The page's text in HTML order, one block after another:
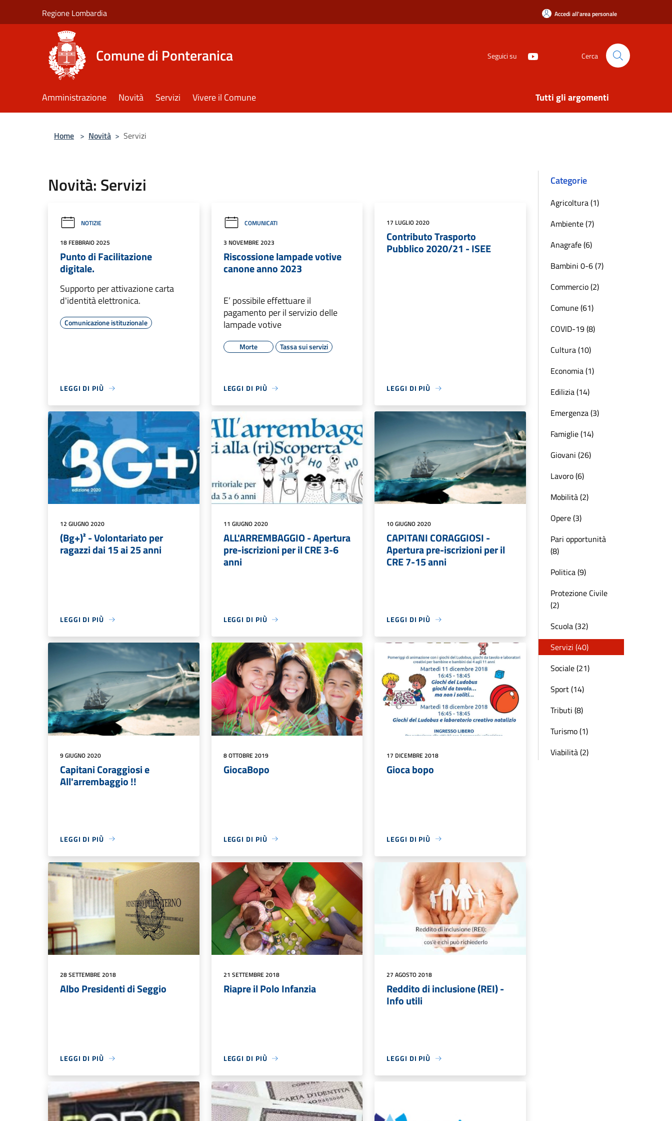
Regione Lombardia Accedi all'area personale
Comune di Ponteranica Seguici su Cerca
Amministrazione Novità Servizi Vivere il Comune Tutti gli argomenti
Home > Novità > Servizi
Novità: Servizi
NOTIZIE
18 FEBBRAIO 2025
Punto di Facilitazione
digitale.
Supporto per attivazione carta
d'identità elettronica.
Comunicazione istituzionale
LEGGI DI PIÙ
COMUNICATI
3 NOVEMBRE 2023
Riscossione lampade votive
canone anno 2023
E’ possibile effettuare il
pagamento per il servizio delle
lampade votive
Morte Tassa sui servizi
LEGGI DI PIÙ
17 LUGLIO 2020
Contributo Trasporto
Pubblico 2020/21 - ISEE
LEGGI DI PIÙ
12 GIUGNO 2020
(Bg+)² - Volontariato per
ragazzi dai 15 ai 25 anni
LEGGI DI PIÙ
11 GIUGNO 2020
ALL'ARREMBAGGIO - Apertura
pre-iscrizioni per il CRE 3-6
anni
LEGGI DI PIÙ
10 GIUGNO 2020
CAPITANI CORAGGIOSI -
Apertura pre-iscrizioni per il
CRE 7-15 anni
LEGGI DI PIÙ
9 GIUGNO 2020
Capitani Coraggiosi e
All'arrembaggio !!
LEGGI DI PIÙ
8 OTTOBRE 2019
GiocaBopo
LEGGI DI PIÙ
17 DICEMBRE 2018
Gioca bopo
LEGGI DI PIÙ
28 SETTEMBRE 2018
Albo Presidenti di Seggio
LEGGI DI PIÙ
21 SETTEMBRE 2018
Riapre il Polo Infanzia
LEGGI DI PIÙ
27 AGOSTO 2018
Reddito di inclusione (REI) -
Info utili
LEGGI DI PIÙ
Categorie
Agricoltura (1)
Ambiente (7)
Anagrafe (6)
Bambini 0-6 (7)
Commercio (2)
Comune (61)
COVID-19 (8)
Cultura (10)
Economia (1)
Edilizia (14)
Emergenza (3)
Famiglie (14)
Giovani (26)
Lavoro (6)
Mobilità (2)
Opere (3)
Pari opportunità
(8)
Politica (9)
Protezione Civile
(2)
Scuola (32)
Servizi (40)
Sociale (21)
Sport (14)
Tributi (8)
Turismo (1)
Viabilità (2)